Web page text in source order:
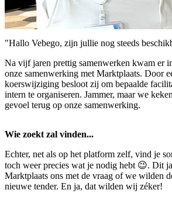
"Hallo Vebego, zijn jullie nog steeds
Na vijf jaren prettig samenwerken kwam er
onze samenwerking met Marktplaats. Door
koerswijziging besloot zij om bepaalde
intern te organiseren. Jammer, maar we
gevoel terug op onze samenwerking.
Wie zoekt zal vinden...
Echter, net als op het platform zelf, vind je
toch weer precies wat je nodig hebt 😉. Dit
Marktplaats ons met de vraag of we wilden
nieuwe tender. En ja, dat wilden wij zéker!